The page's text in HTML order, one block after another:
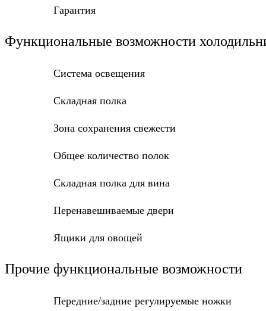
Гарантия
Функциональные возможности
Система освещения
Складная полка
Зона сохранения свежести
Общее количество полок
Складная полка для вина
Перенавешиваемые двери
Ящики для овощей
Прочие функциональные возможности
Передние/задние регулируемые ножки